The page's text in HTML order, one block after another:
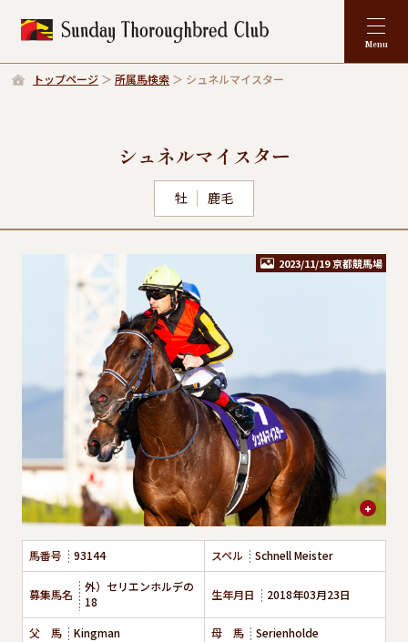
トップページ 所属馬検索 シュネルマイスター
シュネルマイスター
牡 鹿毛
2023/11/19 京都競馬場
馬番号 93144 スペル Schnell Meister
募集馬名
外）セリエンホルデの
18
生年月日 2018年03月23日
父 馬 Kingman 母 馬
Serienholde